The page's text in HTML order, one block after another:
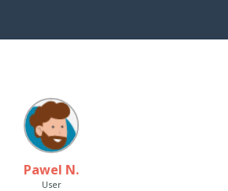
Pawel N.
User